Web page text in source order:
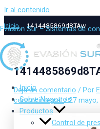
Ir al contenido
Evasion Sur – Sistemas de
Inicio
Sobre Nosotros
Productos
Control de
Inicio 1414485869d8TAw
Deja un comentario / Por
control integral/27 mayo,